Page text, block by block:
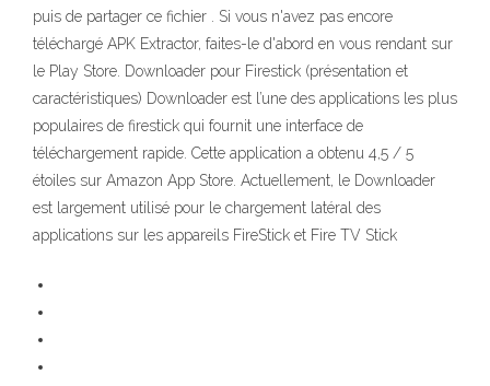
puis de partager ce fichier . Si vous n'avez pas encore
téléchargé APK Extractor, faites-le d'abord en vous rendant sur
le Play Store. Downloader pour Firestick (présentation et
caractéristiques) Downloader est l’une des applications les plus
populaires de firestick qui fournit une interface de
téléchargement rapide. Cette application a obtenu 4,5 / 5
étoiles sur Amazon App Store. Actuellement, le Downloader
est largement utilisé pour le chargement latéral des
applications sur les appareils FireStick et Fire TV Stick